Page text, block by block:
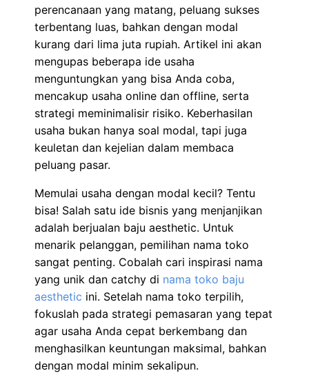
perencanaan yang matang, peluang sukses
terbentang luas, bahkan dengan modal
kurang dari lima juta rupiah. Artikel ini akan
mengupas beberapa ide usaha
menguntungkan yang bisa Anda coba,
mencakup usaha online dan offline, serta
strategi meminimalisir risiko. Keberhasilan
usaha bukan hanya soal modal, tapi juga
keuletan dan kejelian dalam membaca
peluang pasar.
Memulai usaha dengan modal kecil? Tentu
bisa! Salah satu ide bisnis yang menjanjikan
adalah berjualan baju aesthetic. Untuk
menarik pelanggan, pemilihan nama toko
sangat penting. Cobalah cari inspirasi nama
yang unik dan catchy di nama toko baju
aesthetic ini. Setelah nama toko terpilih,
fokuslah pada strategi pemasaran yang tepat
agar usaha Anda cepat berkembang dan
menghasilkan keuntungan maksimal, bahkan
dengan modal minim sekalipun.